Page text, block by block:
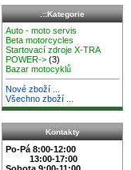
.::Kategorie
Auto - moto servis
Beta motorcycles
Startovací zdroje X-TRA
POWER-> (3)
Bazar motocyklů
Nové zboží ...
Všechno zboží ...
Kontakty
Po-Pá 8:00-12:00
13:00-17:00